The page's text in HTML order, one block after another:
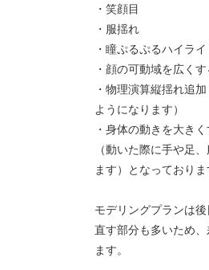
・笑顔目
・服揺れ
・瞳ぷるぷるハイラ
・顔の可動域を広くす
・物理演算縦揺れ追
ようになります）
・身体の動きを大きく
（動いた際に手や足
ます）となっておりま
モデリングプランは
直す部分も多いため
ます。